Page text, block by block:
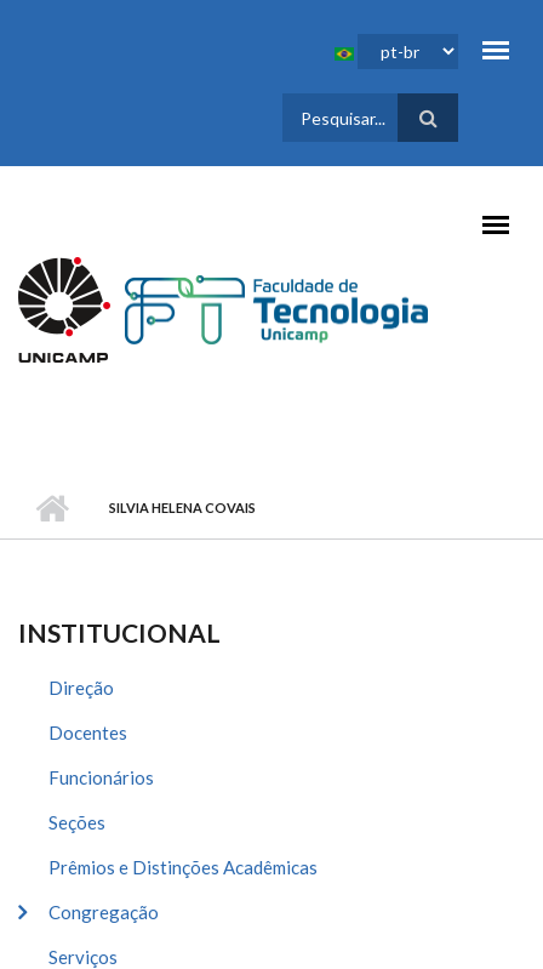
FORMULÁRIO
DE BUSCA
SILVIA HELENA COVAIS
INSTITUCIONAL
Direção
Docentes
Funcionários
Seções
Prêmios e Distinções Acadêmicas
Congregação
Serviços